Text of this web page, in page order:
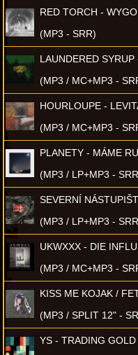
RED TORCH -
(MP3 - SRR)
LAUNDERED SYRUP
(MP3 / MC+MP3 -
HOURLOUPE -
(MP3 / MC+MP3 -
PLANETY - MÁME
(MP3 / LP+MP3 -
SEVERNÍ
(MP3 / LP+MP3 -
UKWXXX - DIE
(MP3 / MC+MP3 -
KISS ME KOJAK /
(MP3 / SPLIT 12" -
YS - TRADING